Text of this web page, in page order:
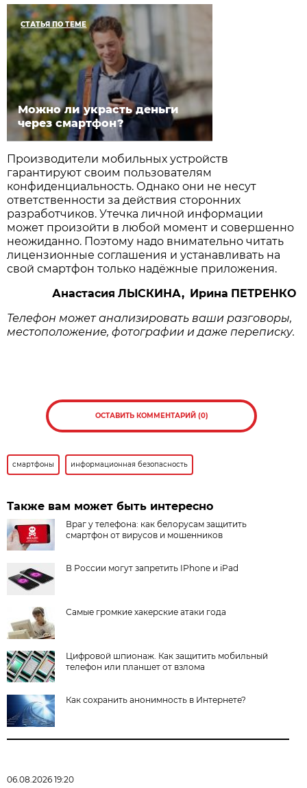
СТАТЬЯ ПО ТЕМЕ
Можно ли украсть деньги
через смартфон?
Производители мобильных устройств
гарантируют своим пользователям
конфиденциальность. Однако они не несут
ответственности за действия сторонних
разработчиков. Утечка личной информации
может произойти в любой момент и совершенно
неожиданно. Поэтому надо внимательно читать
лицензионные соглашения и устанавливать на
свой смартфон только надёжные приложения.
Анастасия ЛЫСКИНА, Ирина ПЕТРЕНКО
Телефон может анализировать ваши разговоры,
местоположение,фотографии и даже переписку.
ОСТАВИТЬ КОММЕНТАРИЙ (0)
смартфоны информационная безопасность
Также вам может быть интересно
Враг у телефона: как белорусам защитить
смартфон от вирусов и мошенников
В России могут запретить IPhone и iPad
Самые громкие хакерские атаки года
Цифровой шпионаж. Как защитить мобильный
телефон или планшет от взлома
Как сохранить анонимность в Интернете?
06.08.2026 19:20